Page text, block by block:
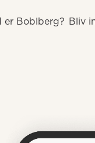
er Boblberg? Bliv